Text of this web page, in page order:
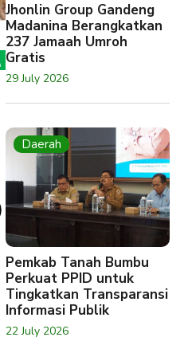
Jhonlin Group Gandeng
Madanina Berangkatkan
237 Jamaah Umroh
Gratis
29 July 2026
Daerah
Pemkab Tanah Bumbu
Perkuat PPID untuk
Tingkatkan Transparansi
Informasi Publik
22 July 2026